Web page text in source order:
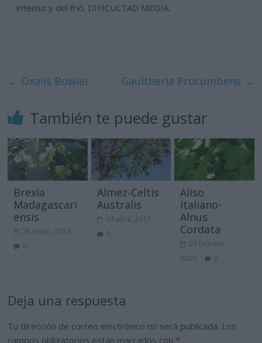
intenso y del frió. DIFICULTAD MEDIA.
← Oxalis Bowiei Gaultheria Procumbens →
También te puede gustar
Brexia
Madagascari
ensis
28 mayo, 2018
0
Almez-Celtis
Australis
24 abril, 2017
0
Aliso
Italiano-
Alnus
Cordata
27 febrero,
2020
0
Deja una respuesta
Tu dirección de correo electrónico no será publicada. Los
campos obligatorios están marcados con *